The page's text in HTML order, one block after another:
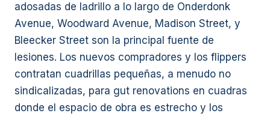
adosadas de ladrillo a lo largo de Onderdonk
Avenue, Woodward Avenue, Madison Street, y
Bleecker Street son la principal fuente de
lesiones. Los nuevos compradores y los flippers
contratan cuadrillas pequeñas, a menudo no
sindicalizadas, para gut renovations en cuadras
donde el espacio de obra es estrecho y los